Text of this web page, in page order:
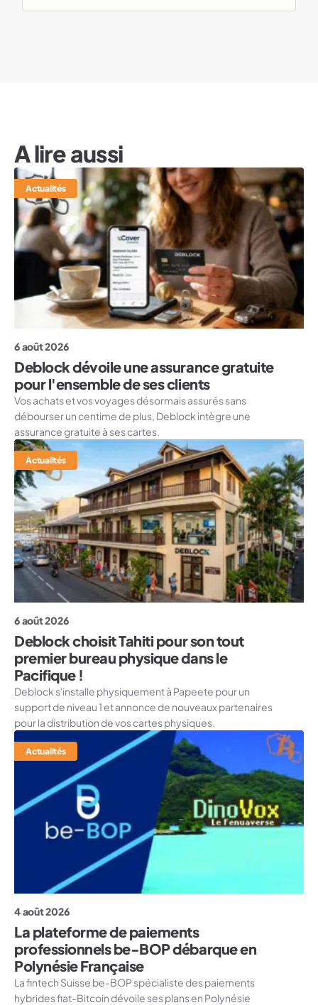
A lire aussi
Actualités
6 août 2026
Deblock dévoile une assurance gratuite
pour l'ensemble de ses clients
Vos achats et vos voyages désormais assurés sans
débourser un centime de plus, Deblock intègre une
assurance gratuite à ses cartes.
Actualités
6 août 2026
Deblock choisit Tahiti pour son tout
premier bureau physique dans le
Pacifique !
Deblock s'installe physiquement à Papeete pour un
support de niveau 1 et annonce de nouveaux partenaires
pour la distribution de vos cartes physiques.
Actualités
4 août 2026
La plateforme de paiements
professionnels be-BOP débarque en
Polynésie Française
La fintech Suisse be-BOP spécialiste des paiements
hybrides fiat-Bitcoin dévoile ses plans en Polynésie